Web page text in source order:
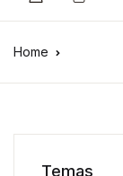
Home
Temas